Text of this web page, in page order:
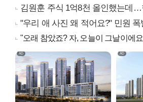
김원훈 주식 1억8천 올인했는데…
"우리 애 사진 왜 적어요?" 민원
"오래 참았죠? 자, 오늘이 그날이에